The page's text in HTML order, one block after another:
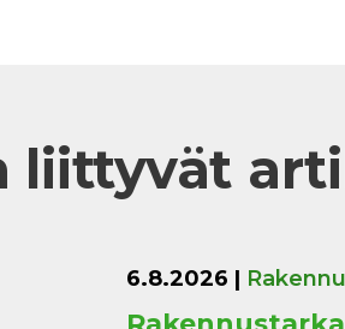
liittyvät
6.8.2026 |